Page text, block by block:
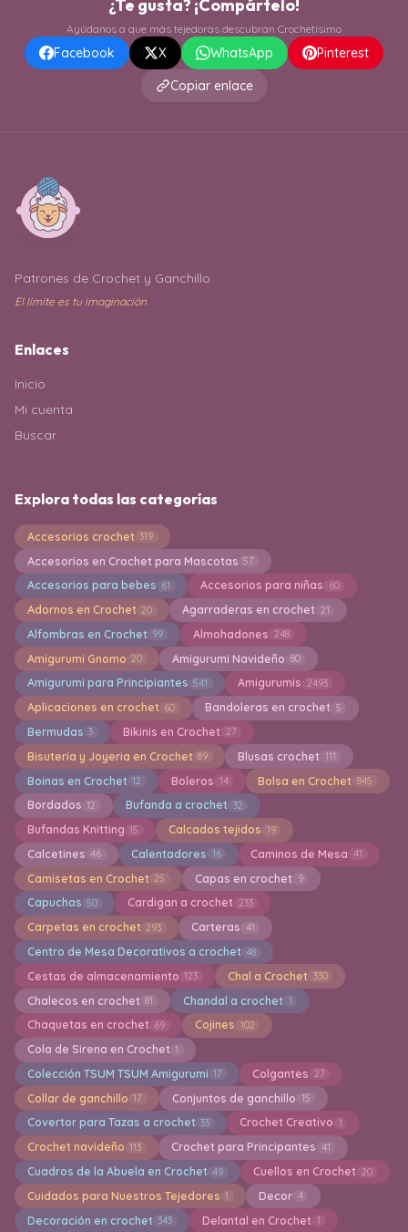
¿Te gusta? ¡Compártelo!
Ayúdanos a que más tejedoras descubran Crochetísimo
Facebook X WhatsApp
Pinterest
Copiar enlace
Patrones de Crochet y Ganchillo
El límite es tu imaginación
Enlaces
Inicio
Mi cuenta
Buscar
Explora todas las categorías
Accesorios crochet 319
Accesorios en Crochet para Mascotas 57
Accesorios para bebes 61 Accesorios para niñas 60
Adornos en Crochet 20 Agarraderas en crochet 21
Alfombras en Crochet 99 Almohadones 248
Amigurumi Gnomo 20 Amigurumi Navideño 80
Amigurumi para Principiantes 541 Amigurumis 2493
Aplicaciones en crochet 60 Bandoleras en crochet 5
Bermudas 3 Bikinis en Crochet 27
Bisuteria y Joyeria en Crochet 89 Blusas crochet 111
Boinas en Crochet 12 Boleros 14 Bolsa en Crochet 845
Bordados 12 Bufanda a crochet 32
Bufandas Knitting 15 Calcados tejidos 19
Calcetines 46 Calentadores 16 Caminos de Mesa 41
Camisetas en Crochet 25 Capas en crochet 9
Capuchas 50 Cardigan a crochet 233
Carpetas en crochet 293 Carteras 41
Centro de Mesa Decorativos a crochet 48
Cestas de almacenamiento 123 Chal a Crochet 330
Chalecos en crochet 81 Chandal a crochet 1
Chaquetas en crochet 69 Cojines 102
Cola de Sirena en Crochet 1
Colección TSUM TSUM Amigurumi 17 Colgantes 27
Collar de ganchillo 17 Conjuntos de ganchillo 15
Covertor para Tazas a crochet 33 Crochet Creativo 1
Crochet navideño 113 Crochet para Principantes 41
Cuadros de la Abuela en Crochet 49 Cuellos en Crochet 20
Cuidados para Nuestros Tejedores 1 Decor 4
Decoración en crochet 343 Delantal en Crochet 1